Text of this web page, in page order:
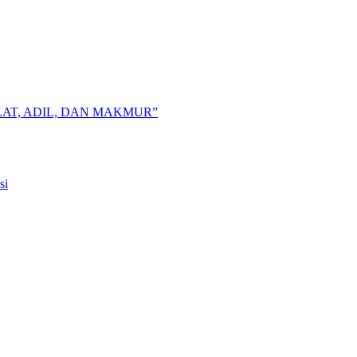
ADIL, DAN MAKMUR”